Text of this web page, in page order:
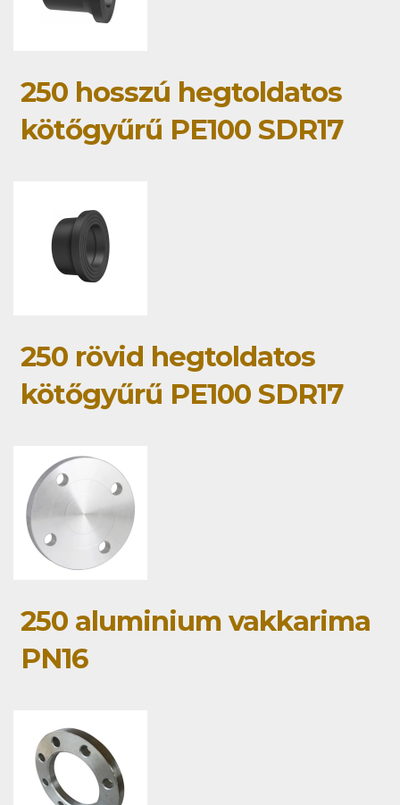
250 hosszú hegtoldatos
kötőgyűrű PE100 SDR17
250 rövid hegtoldatos
kötőgyűrű PE100 SDR17
250 aluminium vakkarima
PN16